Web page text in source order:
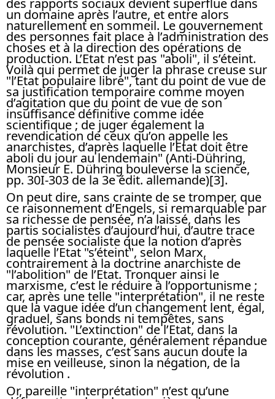
des rapports sociaux devient superflue dans
un domaine après l’autre, et entre alors
naturellement en sommeil. Le gouvernement
des personnes fait place à l’administration des
choses et à la direction des opérations de
production. L’Etat n’est pas "aboli", il s’éteint.
Voilà qui permet de juger la phrase creuse sur
"l’Etat populaire libre", tant du point de vue de
sa justification temporaire comme moyen
d’agitation que du point de vue de son
insuffisance définitive comme idée
scientifique ; de juger également la
revendication de ceux qu’on appelle les
anarchistes, d’après laquelle l’Etat doit être
aboli du jour au lendemain" (Anti-Dühring,
Monsieur E. Dühring bouleverse la science,
pp. 30I-303 de la 3e édit. allemande)[3].
On peut dire, sans crainte de se tromper, que
ce raisonnement d’Engels, si remarquable par
sa richesse de pensée, n’a laissé, dans les
partis socialistes d’aujourd’hui, d’autre trace
de pensée socialiste que la notion d’après
laquelle l’Etat "s’éteint", selon Marx,
contrairement à la doctrine anarchiste de
"l’abolition" de l’Etat. Tronquer ainsi le
marxisme, c’est le réduire à l’opportunisme ;
car, après une telle "interprétation", il ne reste
que la vague idée d’un changement lent, égal,
graduel, sans bonds ni tempêtes, sans
révolution. "L’extinction" de l’Etat, dans la
conception courante, généralement répandue
dans les masses, c’est sans aucun doute la
mise en veilleuse, sinon la négation, de la
révolution .
Or, pareille "interprétation" n’est qu’une